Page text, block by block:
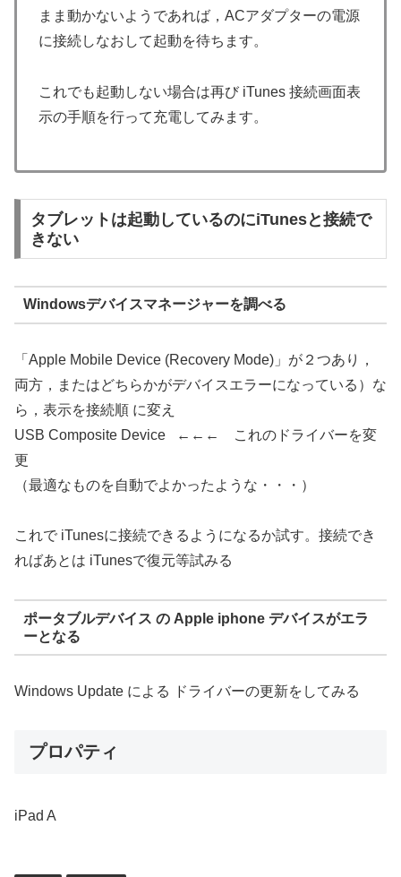
まま動かないようであれば，ACアダプターの電源
に接続しなおして起動を待ちます。
これでも起動しない場合は再び iTunes 接続画面表
示の手順を行って充電してみます。
タブレットは起動しているのにiTunesと接続で
きない
Windowsデバイスマネージャーを調べる
「Apple Mobile Device (Recovery Mode)」が２つあり，
両方，またはどちらかがデバイスエラーになっている）な
ら，表示を接続順 に変え
USB Composite Device ←←← これのドライバーを変
更
（最適なものを自動でよかったような・・・）
これで iTunesに接続できるようになるか試す。接続でき
ればあとは iTunesで復元等試みる
ポータブルデバイス の Apple iphone デバイスがエラ
ーとなる
Windows Update による ドライバーの更新をしてみる
プロパティ
iPad A